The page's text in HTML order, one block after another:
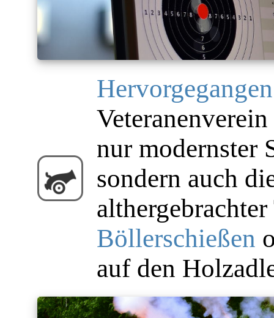
Hervorgegangen
nur modernster
sondern auch
Böllerschießen
auf den